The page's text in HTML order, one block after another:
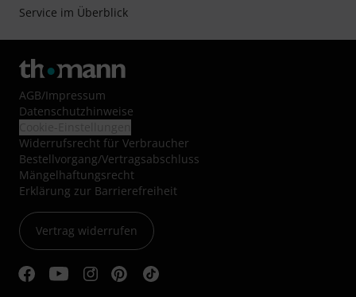
Service im Überblick
AGB/Impressum
Datenschutzhinweise
Widerrufsrecht für Verbraucher
Bestellvorgang/Vertragsabschluss
Mängelhaftungsrecht
Erklärung zur Barrierefreiheit
Vertrag widerrufen